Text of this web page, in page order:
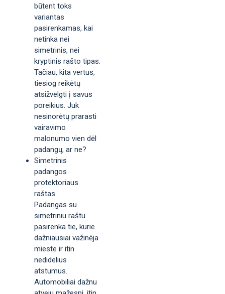
būtent toks
variantas
pasirenkamas, kai
netinka nei
simetrinis, nei
kryptinis rašto tipas.
Tačiau, kita vertus,
tiesiog reikėtų
atsižvelgti į savus
poreikius. Juk
nesinorėtų prarasti
vairavimo
malonumo vien dėl
padangų, ar ne?
Simetrinis
padangos
protektoriaus
raštas
Padangas su
simetriniu raštu
pasirenka tie, kurie
dažniausiai važinėja
mieste ir itin
nedidelius
atstumus.
Automobiliai dažnu